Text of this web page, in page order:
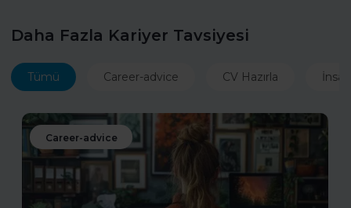
Daha Fazla Kariyer Tavsiyesi
Tümü Career-advice CV Hazırla
Career-advice